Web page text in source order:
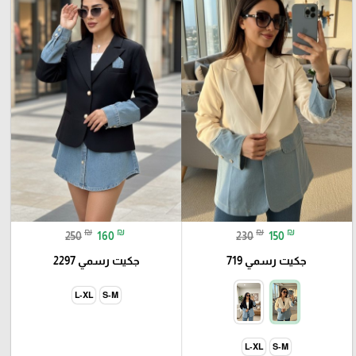
230 ₪ 150 ₪
جكيت رسمي 719
S-M
L-XL
250 ₪ 160 ₪
جكيت رسمي 2297
S-M
L-XL